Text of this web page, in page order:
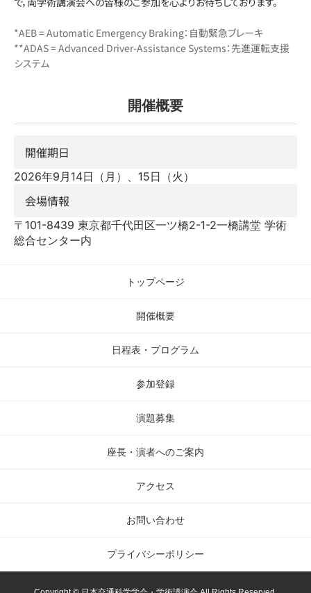
*AEB = Automatic Emergency Braking：自動緊急ブレーキ
**ADAS = Advanced Driver-Assistance Systems：先進運転支援
システム
開催概要
開催期日
2026年9月14日（月）、15日（火）
会場情報
〒101-8439 東京都千代田区一ツ橋2-1-2一橋講堂 学術
総合センター内
トップページ
開催概要
日程表・プログラム
参加登録
演題募集
座長・演者へのご案内
アクセス
お問い合わせ
プライバシーポリシー